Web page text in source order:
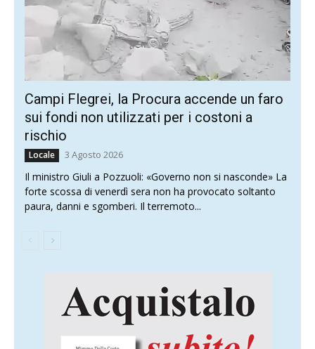
Campi Flegrei, la Procura accende un faro
sui fondi non utilizzati per i costoni a
rischio
Locale 3 Agosto 2026
Il ministro Giuli a Pozzuoli: «Governo non si nasconde» La
forte scossa di venerdì sera non ha provocato soltanto
paura, danni e sgomberi. Il terremoto...